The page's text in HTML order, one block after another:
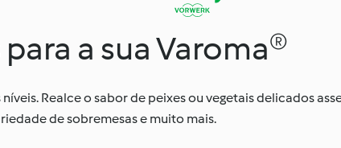
Dicas e Truques Ingredientes
a sua Varoma®
Realce o sabor de peixes ou vegetais delicados
de sobremesas e muito mais.